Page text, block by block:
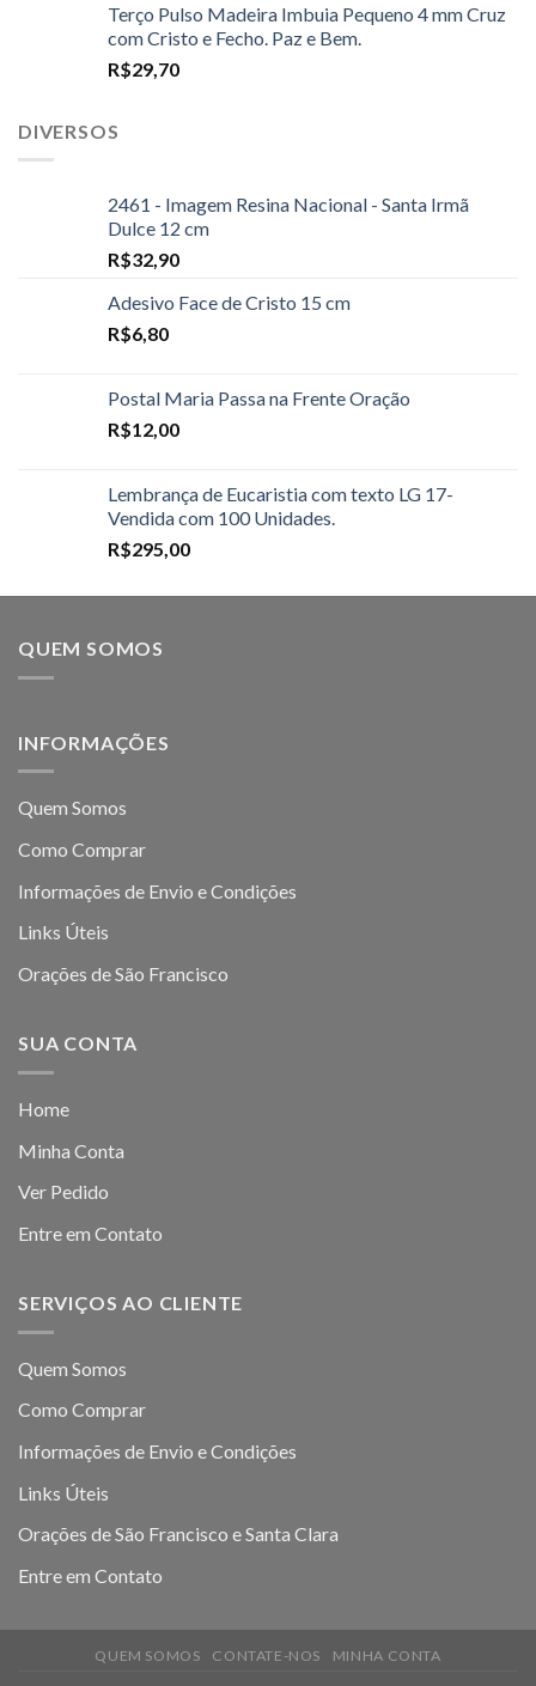
Terço Pulso Madeira Imbuia Pequeno 4 mm Cruz
com Cristo e Fecho. Paz e Bem.
R$29,70
DIVERSOS
2461 - Imagem Resina Nacional - Santa Irmã
Dulce 12 cm
R$32,90
Adesivo Face de Cristo 15 cm
R$6,80
Postal Maria Passa na Frente Oração
R$12,00
Lembrança de Eucaristia com texto LG 17-
Vendida com 100 Unidades.
R$295,00
QUEM SOMOS
INFORMAÇÕES
Quem Somos
Como Comprar
Informações de Envio e Condições
Links Úteis
Orações de São Francisco
SUA CONTA
Home
Minha Conta
Ver Pedido
Entre em Contato
SERVIÇOS AO CLIENTE
Quem Somos
Como Comprar
Informações de Envio e Condições
Links Úteis
Orações de São Francisco e Santa Clara
Entre em Contato
QUEM SOMOS CONTATE-NOS MINHA CONTA